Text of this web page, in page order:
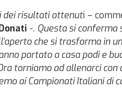
dei risultati ottenuti –
-. Questa si conferma
che si trasforma in
portato a casa podi e
torniamo ad allenarci
ai Campionati Italiani di